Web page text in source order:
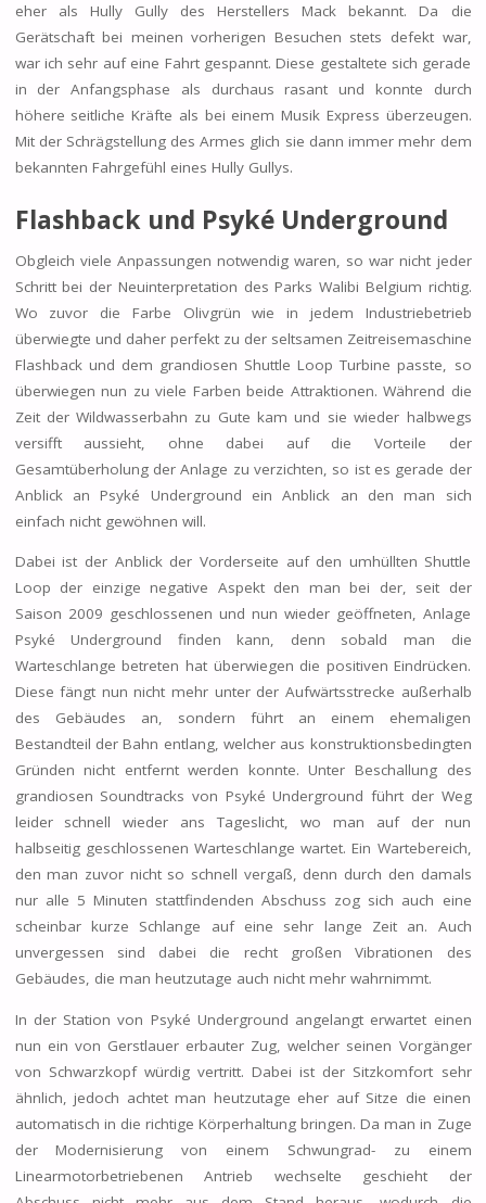
eher als Hully Gully des Herstellers Mack bekannt. Da die
Gerätschaft bei meinen vorherigen Besuchen stets defekt war,
war ich sehr auf eine Fahrt gespannt. Diese gestaltete sich gerade
in der Anfangsphase als durchaus rasant und konnte durch
höhere seitliche Kräfte als bei einem Musik Express überzeugen.
Mit der Schrägstellung des Armes glich sie dann immer mehr dem
bekannten Fahrgefühl eines Hully Gullys.
Flashback und Psyké Underground
Obgleich viele Anpassungen notwendig waren, so war nicht jeder
Schritt bei der Neuinterpretation des Parks Walibi Belgium richtig.
Wo zuvor die Farbe Olivgrün wie in jedem Industriebetrieb
überwiegte und daher perfekt zu der seltsamen Zeitreisemaschine
Flashback und dem grandiosen Shuttle Loop Turbine passte, so
überwiegen nun zu viele Farben beide Attraktionen. Während die
Zeit der Wildwasserbahn zu Gute kam und sie wieder halbwegs
versifft aussieht, ohne dabei auf die Vorteile der
Gesamtüberholung der Anlage zu verzichten, so ist es gerade der
Anblick an Psyké Underground ein Anblick an den man sich
einfach nicht gewöhnen will.
Dabei ist der Anblick der Vorderseite auf den umhüllten Shuttle
Loop der einzige negative Aspekt den man bei der, seit der
Saison 2009 geschlossenen und nun wieder geöffneten, Anlage
Psyké Underground finden kann, denn sobald man die
Warteschlange betreten hat überwiegen die positiven Eindrücken.
Diese fängt nun nicht mehr unter der Aufwärtsstrecke außerhalb
des Gebäudes an, sondern führt an einem ehemaligen
Bestandteil der Bahn entlang, welcher aus konstruktionsbedingten
Gründen nicht entfernt werden konnte. Unter Beschallung des
grandiosen Soundtracks von Psyké Underground führt der Weg
leider schnell wieder ans Tageslicht, wo man auf der nun
halbseitig geschlossenen Warteschlange wartet. Ein Wartebereich,
den man zuvor nicht so schnell vergaß, denn durch den damals
nur alle 5 Minuten stattfindenden Abschuss zog sich auch eine
scheinbar kurze Schlange auf eine sehr lange Zeit an. Auch
unvergessen sind dabei die recht großen Vibrationen des
Gebäudes, die man heutzutage auch nicht mehr wahrnimmt.
In der Station von Psyké Underground angelangt erwartet einen
nun ein von Gerstlauer erbauter Zug, welcher seinen Vorgänger
von Schwarzkopf würdig vertritt. Dabei ist der Sitzkomfort sehr
ähnlich, jedoch achtet man heutzutage eher auf Sitze die einen
automatisch in die richtige Körperhaltung bringen. Da man in Zuge
der Modernisierung von einem Schwungrad- zu einem
Linearmotorbetriebenen Antrieb wechselte geschieht der